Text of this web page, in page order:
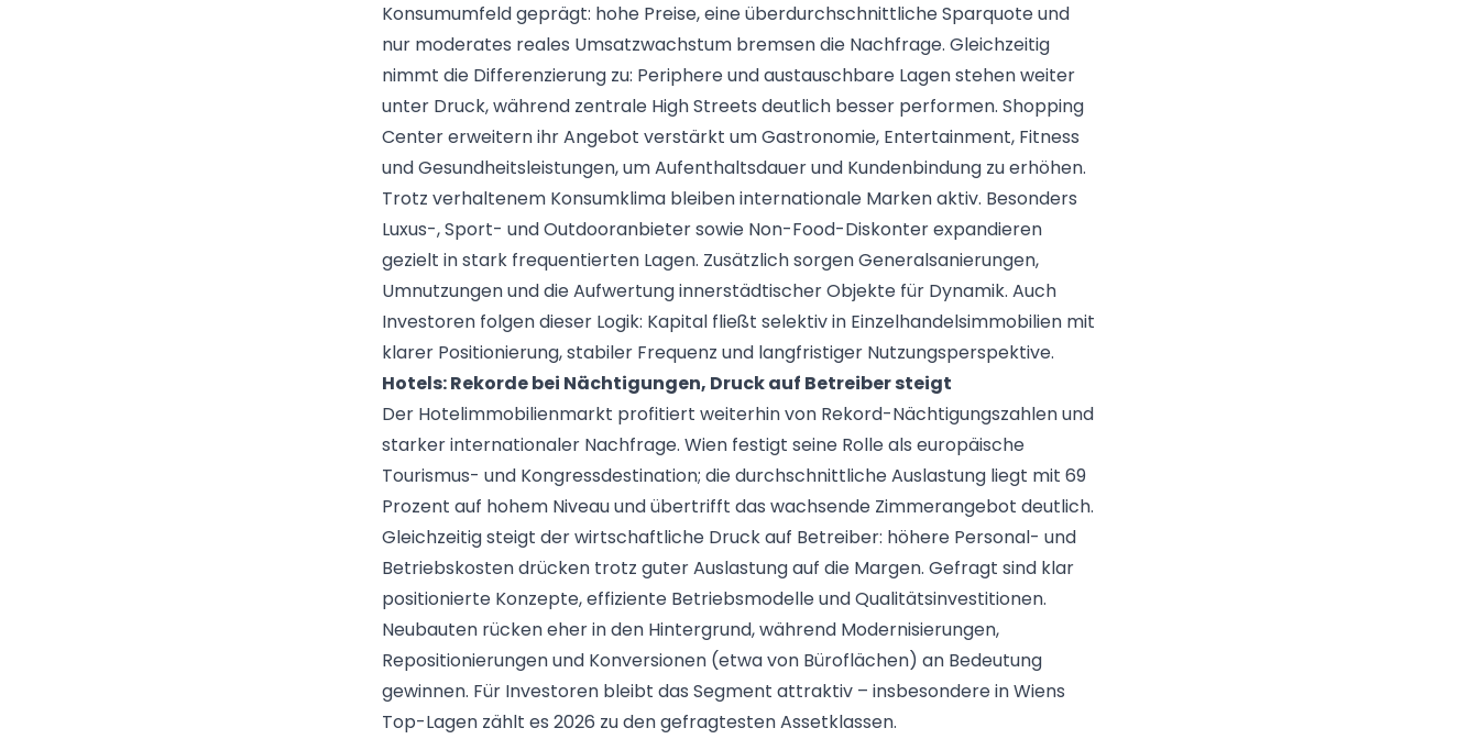
Konsumumfeld geprägt: hohe Preise, eine überdurchschnittliche Sparquote und
nur moderates reales Umsatzwachstum bremsen die Nachfrage. Gleichzeitig
nimmt die Differenzierung zu: Periphere und austauschbare Lagen stehen weiter
unter Druck, während zentrale High Streets deutlich besser performen. Shopping
Center erweitern ihr Angebot verstärkt um Gastronomie, Entertainment, Fitness
und Gesundheitsleistungen, um Aufenthaltsdauer und Kundenbindung zu erhöhen.
Trotz verhaltenem Konsumklima bleiben internationale Marken aktiv. Besonders
Luxus-, Sport- und Outdooranbieter sowie Non-Food-Diskonter expandieren
gezielt in stark frequentierten Lagen. Zusätzlich sorgen Generalsanierungen,
Umnutzungen und die Aufwertung innerstädtischer Objekte für Dynamik. Auch
Investoren folgen dieser Logik: Kapital fließt selektiv in Einzelhandelsimmobilien mit
klarer Positionierung, stabiler Frequenz und langfristiger Nutzungsperspektive.
Hotels: Rekorde bei Nächtigungen, Druck auf Betreiber steigt
Der Hotelimmobilienmarkt profitiert weiterhin von Rekord-Nächtigungszahlen und
starker internationaler Nachfrage. Wien festigt seine Rolle als europäische
Tourismus- und Kongressdestination; die durchschnittliche Auslastung liegt mit 69
Prozent auf hohem Niveau und übertrifft das wachsende Zimmerangebot deutlich.
Gleichzeitig steigt der wirtschaftliche Druck auf Betreiber: höhere Personal- und
Betriebskosten drücken trotz guter Auslastung auf die Margen. Gefragt sind klar
positionierte Konzepte, effiziente Betriebsmodelle und Qualitätsinvestitionen.
Neubauten rücken eher in den Hintergrund, während Modernisierungen,
Repositionierungen und Konversionen (etwa von Büroflächen) an Bedeutung
gewinnen. Für Investoren bleibt das Segment attraktiv – insbesondere in Wiens
Top-Lagen zählt es 2026 zu den gefragtesten Assetklassen.